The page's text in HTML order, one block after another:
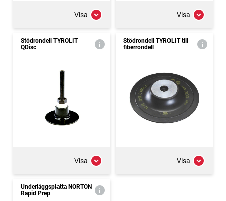
Visa Visa
Stödrondell TYROLIT
QDisc
Visa
Stödrondell TYROLIT till
fiberrondell
Visa
Underläggsplatta NORTON
Rapid Prep